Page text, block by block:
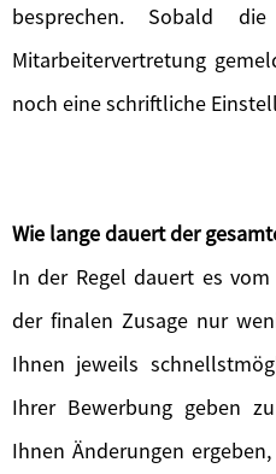
besprechen. Sobald
Mitarbeitervertretung
noch eine schriftliche
Wie lange dauert der
In der Regel dauert es
der finalen Zusage nur
Ihnen jeweils
Ihrer Bewerbung geben
Ihnen Änderungen